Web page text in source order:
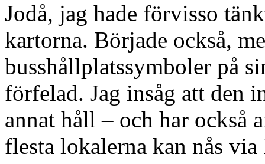
Jodå, jag hade förvisso
kartorna. Började också,
busshållplatssymboler på
förfelad. Jag insåg att den
annat håll – och har också
flesta lokalerna kan nås